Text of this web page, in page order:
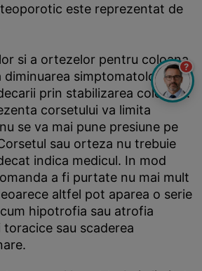
este reprezentat de
si a ortezelor pentru coloana
simptomatologiei si
prin stabilizarea coloanei.
corsetului va limita
se va mai pune presiune pe
sau orteza nu trebuie
indica medicul. In mod
a fi purtate nu mai mult
altfel pot aparea o serie
hipotrofia sau atrofia
sau scaderea
?